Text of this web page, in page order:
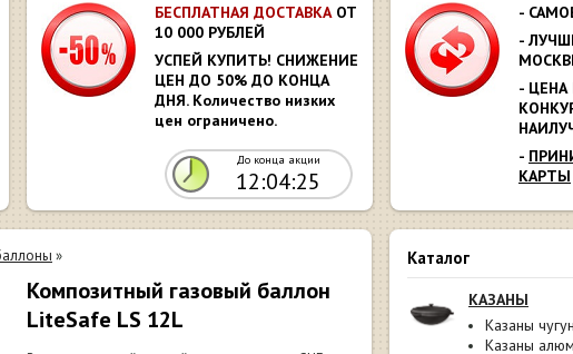
БЕСПЛАТНАЯ ДОСТАВКА ОТ
10 000 РУБЛЕЙ
УСПЕЙ КУПИТЬ! СНИЖЕНИЕ
ЦЕН ДО 50% ДО КОНЦА
ДНЯ. Количество низких
цен ограничено.
До конца акции
12:04:24
-
-
-
-
КАРТЫ
Каталог
КАЗАНЫ
Казаны
Казаны
»
Композитный газовый баллон
LiteSafe LS 12L